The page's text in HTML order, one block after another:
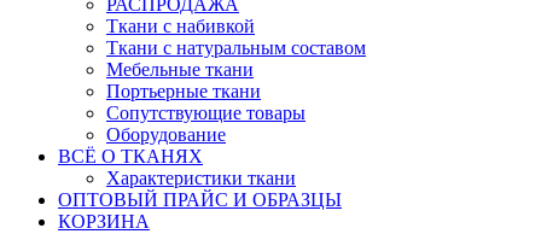
РАСПРОДАЖА
Ткани с набивкой
Ткани с натуральным составом
Мебельные ткани
Портьерные ткани
Сопутствующие товары
Оборудование
ВСЁ О ТКАНЯХ
Характеристики ткани
ОПТОВЫЙ ПРАЙС И ОБРАЗЦЫ
КОРЗИНА